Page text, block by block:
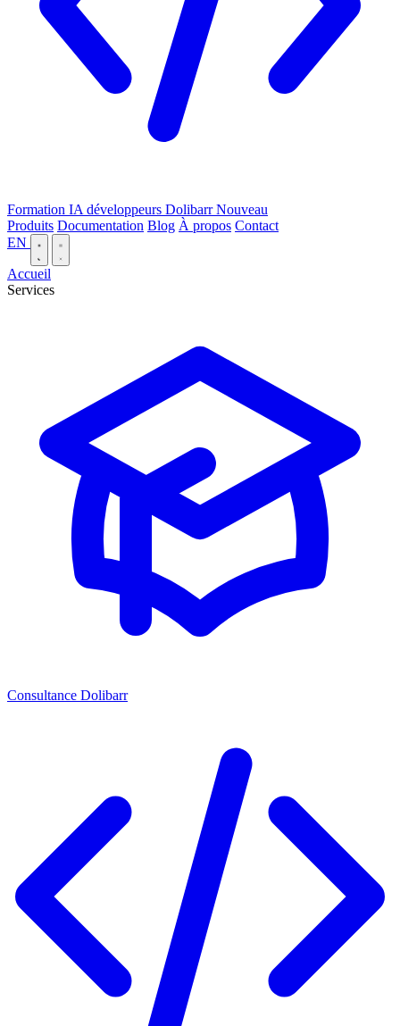
Formation IA développeurs Dolibarr Nouveau
Produits Documentation Blog À propos Contact
EN
Accueil
Services
Consultance Dolibarr